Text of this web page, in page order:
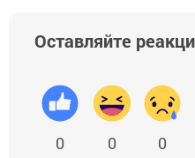
Оставляйте
0 0 0